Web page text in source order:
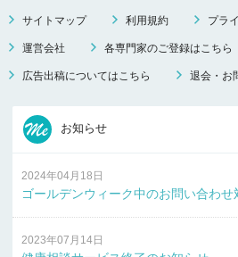
サイトマップ 利用規約 プラ
運営会社 各専門家のご登録はこちら
広告出稿についてはこちら 退会・お
お知らせ
2024年04月18日
ゴールデンウィーク中のお問い合わせ
2023年07月14日